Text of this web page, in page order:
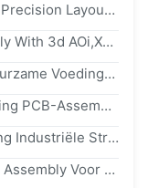
High-Power Custom PCB Solutions Precision Layout For Industrial Power Systems
Custom Power Supply PCB Assembly With 3d AOi,X-Ray Test And Full Turnkey Service
Op Maat Gemaakte 2 ∼40 Lagen Duurzame Voedingsbron PCB-Assemblage Voor Hoogspannings- En Lange Levensduur Toepassingen
Hoogrendement Betrouwbare Voeding PCB-Assemblage Met Snelle Prototyping & Massaproductie
Hoge Efficiëntie Breed Inlaatspanning Industriële Stroomvoorziening PCB-Assemblage Voor Automatisering En Robotica
Industrial-Grade Power Supply PCB Assembly Voor Power Relay Stations Fast Turn PCBA-Oplossing